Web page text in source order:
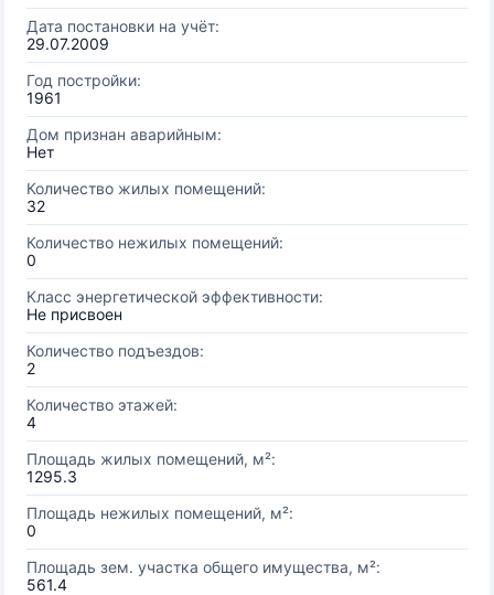
Дата постановки на учёт:
29.07.2009
Год постройки:
1961
Дом признан аварийным:
Нет
Количество жилых помещений:
32
Количество нежилых помещений:
0
Класс энергетической эффективности:
Не присвоен
Количество подъездов:
2
Количество этажей:
4
Площадь жилых помещений, м²:
1295.3
Площадь нежилых помещений, м²:
0
Площадь зем. участка общего имущества, м²:
561.4